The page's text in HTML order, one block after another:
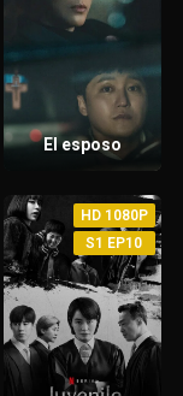
El esposo
HD 1080P
S1 EP10